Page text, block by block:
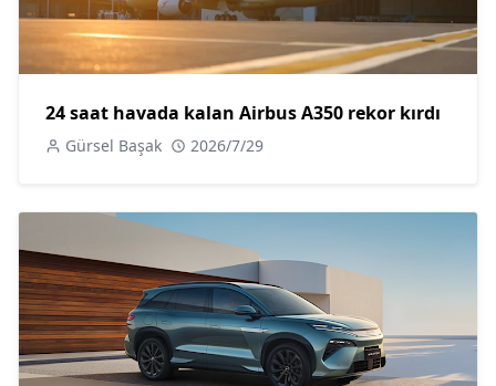
24 saat havada kalan Airbus A350 rekor kırdı
Gürsel Başak 2026/7/29